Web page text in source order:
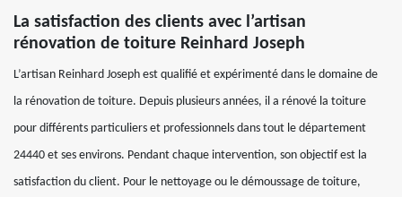
La satisfaction des clients avec l’artisan
rénovation de toiture Reinhard Joseph
L’artisan Reinhard Joseph est qualifié et expérimenté dans le domaine de
la rénovation de toiture. Depuis plusieurs années, il a rénové la toiture
pour différents particuliers et professionnels dans tout le département
24440 et ses environs. Pendant chaque intervention, son objectif est la
satisfaction du client. Pour le nettoyage ou le démoussage de toiture,